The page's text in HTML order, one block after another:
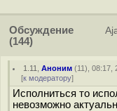
Обсуждение
(144)
1.11 ,Аноним (11), 08:17,
[к модератору]
Исполниться то
невозможно